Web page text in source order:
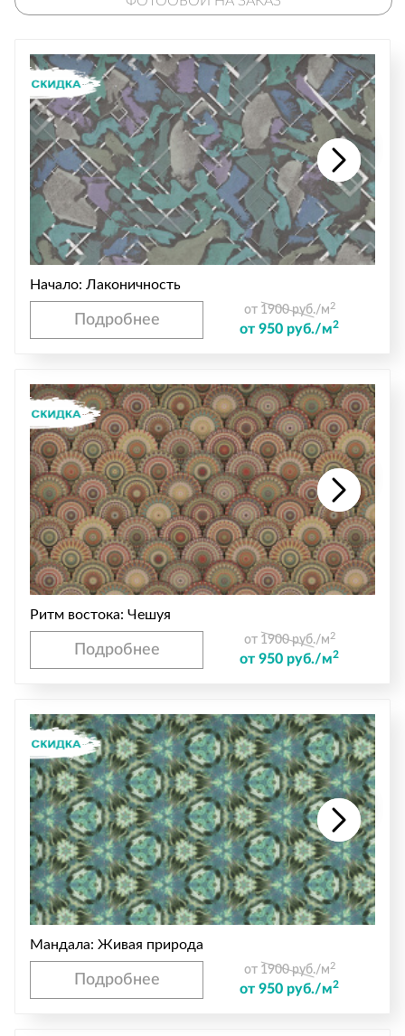
Начало: Лаконичность
Подробнее
от 1900 руб./м 2
от 950 руб./м2
Ритм востока: Чешуя
Подробнее
от 1900 руб./м 2
от 950 руб./м2
Мандала: Живая природа
Подробнее
от 1900 руб./м 2
от 950 руб./м2